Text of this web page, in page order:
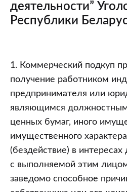
деятельности”
Республики
Преступления
против
порядка
несения
коммерческой
службы
(комментарий
к
статье
1. Коммерческий подкуп
получение работником
предпринимателя или
являющимся
ценных бумаг, иного
имущественного
(бездействие) в
с выполняемой этим
заведомо способное